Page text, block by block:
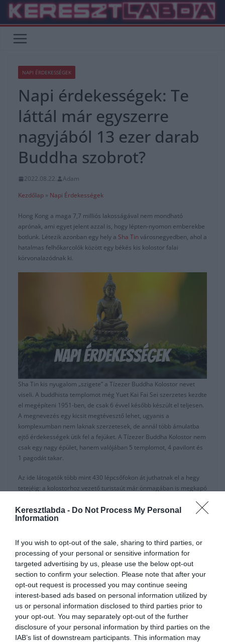
Keresztlabda - Do Not Process My Personal
Information
If you wish to opt-out of the sale, sharing to third parties, or
processing of your personal or sensitive information for
targeted advertising by us, please use the below opt-out
section to confirm your selection. Please note that after your
opt-out request is processed you may continue seeing
interest-based ads based on personal information utilized by
us or personal information disclosed to third parties prior to
your opt-out. You may separately opt-out of the further
disclosure of your personal information by third parties on the
IAB’s list of downstream participants. This information may
Skip
content
NAPI ÉRDEKESSÉGEK
Napi érdekességek: Te
láttál már egyszerre
nagyjából 13 ezer darab
Buddha szobrot?
2022.08.22.
Adam
Kezdőlap » Napi Érdekességek
Hong Kong a maga 7,7 milliós lakosságával nem mondható
aprónak, ami egyet jelent azzal is, hogy lépten-nyomon emberekbe
botlunk. Létezik azonban egy hely a Sha Tin városnegyedben, ahol a
hatalmas felhőkarcolók között egy békés kis kolostor falai
körvonalazódnak ki.
Sha Tin kis nyugalom „szigete” a Tízezer Buddha Kolostor nevet
viseli. A buddhista templomot még Yuet Kai Fai Sei szerzetes kezdte
el megépíteni 1951-ben, de csak 6 évvel később készült el teljesen.
A megnevezés egy kicsit megtévesztő lehet, ugyanis a
komplexumban nem laknak szerzetesek, de annál több ámulatba
ejtő érdekességek ütik fel a fejüket. A Tízezer Buddha Kolostor nem
csak egy nagy épület, hanem valójában 5 templomot, 4 pavilont és
1 pagodát takar.
Az ide látogatók több mint 430 lépcsőfokon át juthatnak el a hegy
tetejéig: a kolostorhoz vezető turistaút már önmagában is megkapó
festett Buddha szobrok szegélyezik –nagyjából 500 darabot
számlálhatunk meg. A felfelé vezető úton érdemes egy kicsit
mivel mindegyik máshogy néz ki. Ha pedig szerencsénk van, akkor
vadon élő majmokkal is összetalálkozhatunk, akik szívesen
ücsörögnek a környező hegyek, völgyek ölén. A hegy tetején egy
igazán békés környezet és lélegzetelállítóan szép panoráma nyílik
Sha Tinre, illetve még több Buddha szoborra bukkanhatunk. Ott van
például a Tízezer Buddha Terem a maga 12.800 darab Buddha
szobrával, a Tízezer Buddha Pagoda, vagy a kis terasz is, ahol 18
olyan figura van elhelyezve, amelyek a Buddhák legfontosabb
tanítványait ábrázolják. Érdemes megnézni a fehér elefántot és a
kék oroszlánt is, utóbbin a leghíresebb Buddha szobor ücsörög.